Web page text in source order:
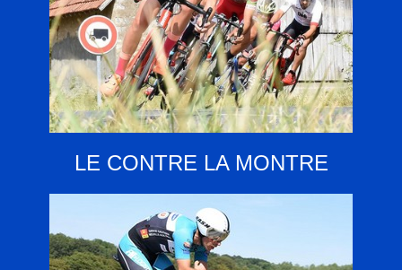
LE CONTRE LA MONTRE